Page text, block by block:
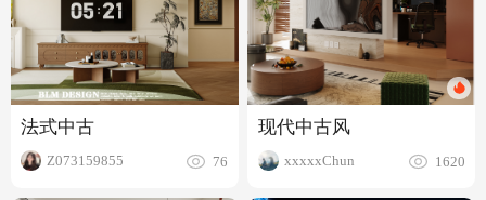
法式中古
Z073159855 76
现代中古风
xxxxxChun 1620